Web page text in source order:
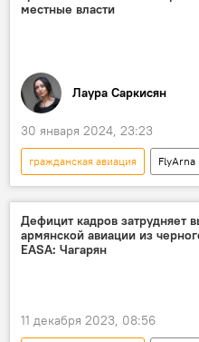
местные власти
Лаура Саркисян
30 января 2024, 23:23
гражданская авиация FlyArna
Новости Армения
Экономика
Дефицит кадров затрудняет
армянской авиации из
EASA: Чагарян
11 декабря 2023, 08:56